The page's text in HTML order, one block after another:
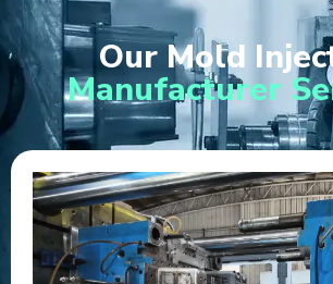
Our Mold
Manufacturer